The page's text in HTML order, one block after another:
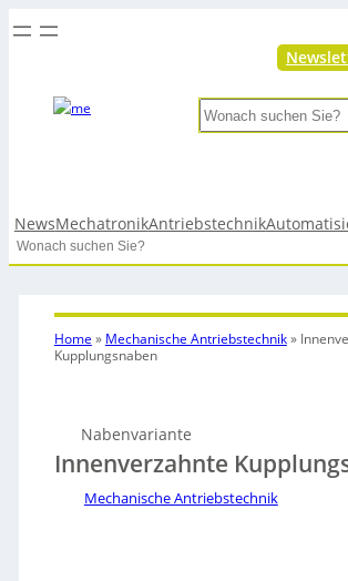
Search
NewsMechatronikAntriebstechnik
Search
Home » Mechanische Antriebstechnik»
Kupplungsnaben
Nabenvariante
Innenverzahnte
Mechanische Antriebstechnik